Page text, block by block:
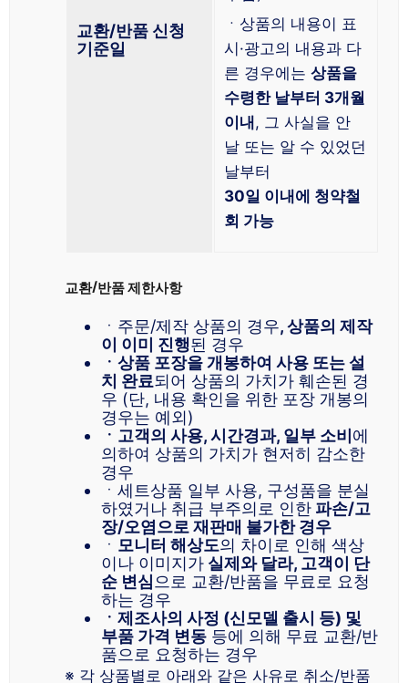
교환/반품 신청
기준일
ㆍ상품의 내용이 표
시·광고의 내용과 다
른 경우에는 상품을
수령한 날부터 3개월
이내, 그 사실을 안
날 또는 알 수 있었던
날부터
30일 이내에 청약철
회 가능
교환/반품 제한사항
ㆍ주문/제작 상품의 경우, 상품의 제작
이 이미 진행된 경우
ㆍ상품 포장을 개봉하여 사용 또는 설
치 완료되어 상품의 가치가 훼손된 경
우 (단, 내용 확인을 위한 포장 개봉의
경우는 예외)
ㆍ고객의 사용, 시간경과, 일부 소비에
의하여 상품의 가치가 현저히 감소한
경우
ㆍ세트상품 일부 사용, 구성품을 분실
하였거나 취급 부주의로 인한 파손/고
장/오염으로 재판매 불가한 경우
ㆍ 모니터 해상도의 차이로 인해 색상
이나 이미지가 실제와 달라, 고객이 단
순 변심 으로 교환/반품을 무료로 요청
하는 경우
ㆍ제조사의 사정 (신모델 출시 등) 및
부품 가격 변동 등에 의해 무료 교환/반
품으로 요청하는 경우
※ 각 상품별로 아래와 같은 사유로 취소/반품